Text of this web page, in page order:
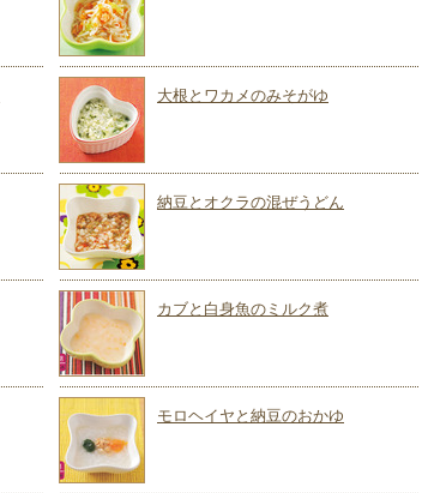
大根とワカメのみそがゆ
納豆とオクラの混ぜうどん
カブと白身魚のミルク煮
モロヘイヤと納豆のおかゆ